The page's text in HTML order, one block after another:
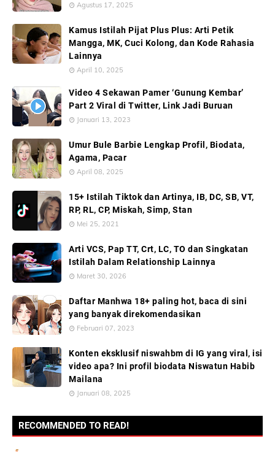
Agustus 17, 2025
Kamus Istilah Pijat Plus Plus: Arti Petik
Mangga, MK, Cuci Kolong, dan Kode Rahasia
Lainnya
April 10, 2025
Video 4 Sekawan Pamer ‘Gunung Kembar’
Part 2 Viral di Twitter, Link Jadi Buruan
Januari 13, 2023
Umur Bule Barbie Lengkap Profil, Biodata,
Agama, Pacar
April 08, 2025
15+ Istilah Tiktok dan Artinya, IB, DC, SB, VT,
RP, RL, CP, Miskah, Simp, Stan
Mei 25, 2021
Arti VCS, Pap TT, Crt, LC, TO dan Singkatan
Istilah Dalam Relationship Lainnya
Maret 30, 2026
Daftar Manhwa 18+ paling hot, baca di sini
yang banyak direkomendasikan
Februari 07, 2023
Konten eksklusif niswahbm di IG yang viral, isi
video apa? Ini profil biodata Niswatun Habib
Mailana
Januari 08, 2025
RECOMMENDED TO READ!